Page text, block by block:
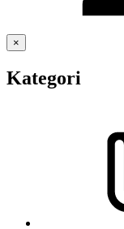
×
Kategori